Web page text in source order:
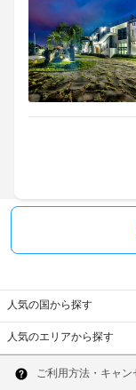
客
設
と
サ
ー
ス
庭
園
駐
テ
気
動
車
充
利
用
規
約
に
ス
料
金
が
か
る
人気の国から探す
韓
国
人気のエリアから探す